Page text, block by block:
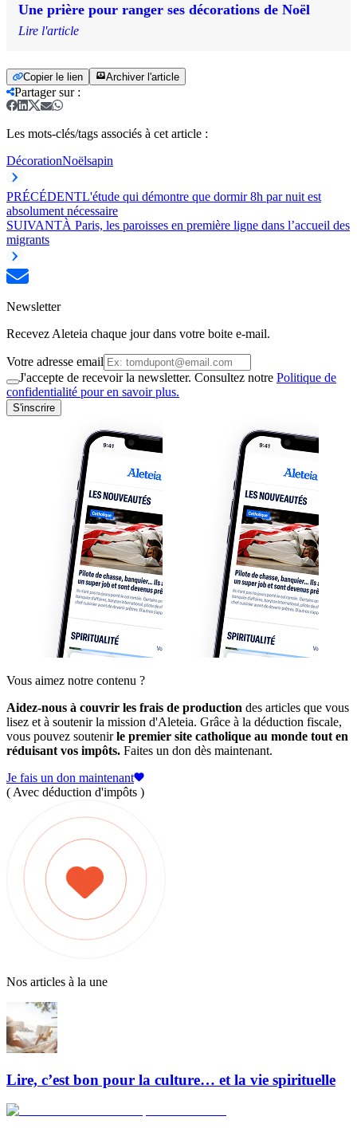
Une prière pour ranger ses décorations de Noël
Lire l'article
Copier le lien Archiver l'article
Partager sur:
Les mots-clés/tags associés à cet article :
DécorationNoëlsapin
PRÉCÉDENTL'étude qui démontre que dormir 8h par nuit est
absolument nécessaire
SUIVANTÀ Paris, les paroisses en première ligne dans l’accueil des
migrants
Newsletter
Recevez Aleteia chaque jour dans votre boite e-mail.
Votre adresse email
J'accepte de recevoir la newsletter. Consultez notre Politique de
confidentialité pour en savoir plus.
S'inscrire
Vous aimez notre contenu ?
Aidez-nous à couvrir les frais de production des articles que vous
lisez et à soutenir la mission d'Aleteia. Grâce à la déduction fiscale,
vous pouvez soutenirle premier site catholique au monde tout en
réduisant vos impôts. Faites un don dès maintenant.
Je fais un don maintenant
( Avec déduction d'impôts )
Nos articles à la une
Lire, c’est bon pour la culture… et la vie spirituelle